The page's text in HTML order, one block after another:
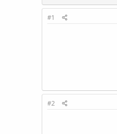
#1
#2